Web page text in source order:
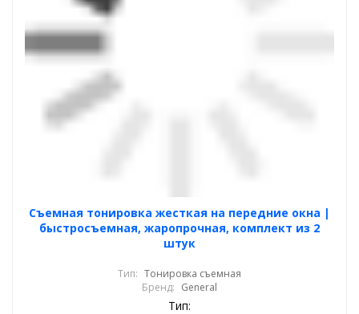
Cъемная тонировка жесткая на передние окна |
быстросъемная, жаропрочная, комплект из 2
штук
Тип: Тонировка съемная
Бренд: General
Тип: